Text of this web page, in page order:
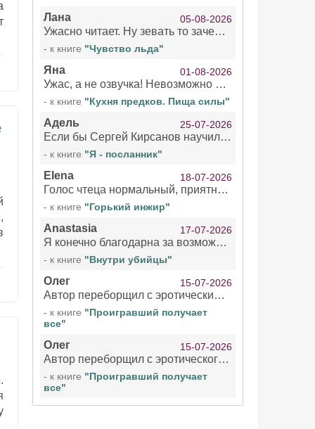
Лана 05-08-2026
Ужасно читает. Ну зевать то зачем. Уже не говорю, что ударения ставит, как хочет.
- к книге "Чувство льда"
Яна 01-08-2026
Ужас, а не озвучка! Невозможно вникать в смысл текста из за кривляний чтеца
- к книге "Кухня предков. Пища силы"
Адель 25-07-2026
Если бы Сергей Кирсанов научился не сглатывать каждые 1-2 минуты слюну, так что слышно в микрофоне и, что вызывает отвращение, то мелжно было бы слушать.
- к книге "Я - посланник"
Elena 18-07-2026
Голос чтеца нормальный, приятный тембр. Мне очень понравилось озвучивание рассказа. Очень странный отзыв Надежды. Может у неё что-то с нервами?
- к книге "Горький инжир"
Anastasia 17-07-2026
Я конечно благодарна за возможность бесплатно слушать книги даже новинки , но чтение этой книги просто ужасно
- к книге "Внутри убийцы"
Олег 15-07-2026
Автор переборщил с эротическими сценами. Похоже, с этим у него проблемы.
- к книге "Проигравший получает
все"
Олег 15-07-2026
Автор переборщил с эротического сценами. Похоже, с этим у него проблемы.
- к книге "Проигравший получает
все"